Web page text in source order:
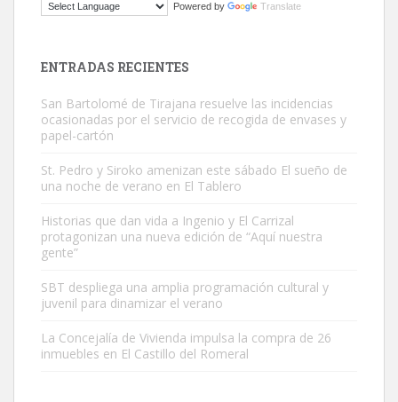
El ayuntamiento se va a llevar a Los Gatos callejeros de la zona los
Este gato macho ha aparecido en la calle hace menos de un mes,
es muy manso y extremadamente cari...
Leales.org » Gran Canaria
Powered by Translate
ENTRADAS RECIENTES
San Bartolomé de Tirajana resuelve las incidencias
ocasionadas por el servicio de recogida de envases y
papel-cartón
St. Pedro y Siroko amenizan este sábado El sueño de
una noche de verano en El Tablero
Historias que dan vida a Ingenio y El Carrizal
protagonizan una nueva edición de “Aquí nuestra
gente”
SBT despliega una amplia programación cultural y
juvenil para dinamizar el verano
La Concejalía de Vivienda impulsa la compra de 26
inmuebles en El Castillo del Romeral